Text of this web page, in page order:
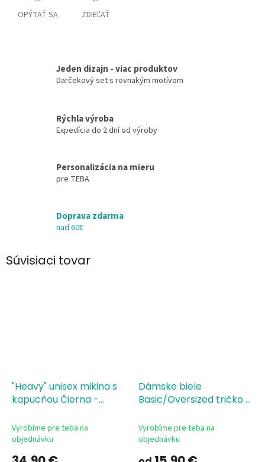
OPÝTAŤ SA ZDIEĽAŤ
Jeden dizajn - viac produktov
Darčekový set s rovnakým motívom
Rýchla výroba
Expedícia do 2 dní od výroby
Personalizácia na mieru
pre TEBA
Doprava zdarma
nad 60€
Súvisiaci tovar
"Heavy" unisex mikina s
kapucňou Čierna -
Vyrobíme pre teba na
objednávku
Dámske biele
Basic/Oversized tričko s
Vyrobíme pre teba na
objednávku